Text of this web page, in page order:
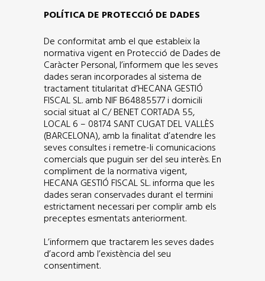
POLÍTICA DE PROTECCIÓ DE DADES
De conformitat amb el que estableix la
normativa vigent en Protecció de Dades de
Caràcter Personal, l’informem que les seves
dades seran incorporades al sistema de
tractament titularitat d’HECANA GESTIÓ
FISCAL SL. amb NIF B64885577 i domicili
social situat al C/ BENET CORTADA 55,
LOCAL 6 – 08174 SANT CUGAT DEL VALLÈS
(BARCELONA), amb la finalitat d’atendre les
seves consultes i remetre-li comunicacions
comercials que puguin ser del seu interès. En
compliment de la normativa vigent,
HECANA GESTIÓ FISCAL SL. informa que les
dades seran conservades durant el termini
estrictament necessari per complir amb els
preceptes esmentats anteriorment.
L’informem que tractarem les seves dades
d’acord amb l’existència del seu
consentiment.